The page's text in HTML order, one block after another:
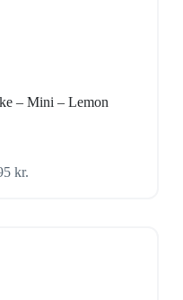
– Mini – Lemon
kr.